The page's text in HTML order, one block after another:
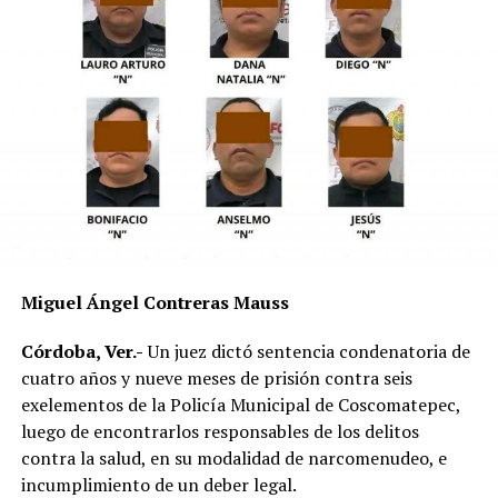
Las autoridades no descartaron que las condiciones del
clima hayan influido en el percance, ya que durante la
tarde se registraron lluvias que dejaron el pavimento
mojado y con menor adherencia.
El vehículo presuntamente involucrado también será
parte de las investigaciones para determinar la
mecánica del accidente y establecer si existió
responsabilidad por parte de alguno de los conductores.
Las autoridades exhortaron a los automovilistas y
motociclistas a conducir con precaución, respetar los
límites de velocidad y aumentar la distancia de
seguridad entre vehículos, especialmente durante la
temporada de lluvias, cuando el riesgo de accidentes se
incrementa en las carreteras de la región.
La circulación en la zona se vio afectada por algunos
Miguel Ángel Contreras Mauss
Córdoba, Ver.-Un juez dictó sentencia condenatoria de
cuatro años y nueve meses de prisión contra seis
exelementos de la Policía Municipal de Coscomatepec,
luego de encontrarlos responsables de los delitos
contra la salud, en su modalidad de narcomenudeo, e
incumplimiento de un deber legal.